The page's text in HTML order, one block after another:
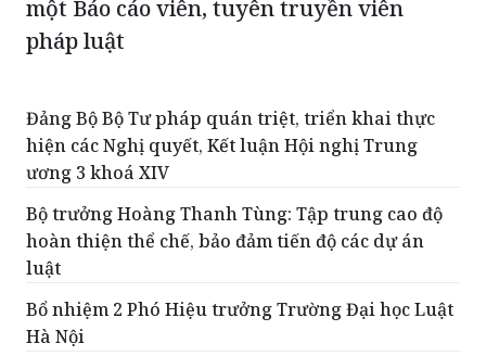
Đảng Bộ Bộ Tư pháp quán triệt, triển khai thực
ương 3 khoá XIV
Bộ trưởng Hoàng Thanh Tùng: Tập trung cao độ
hoàn thiện thể chế, bảo đảm tiến độ các dự án
luật
Bổ nhiệm 2 Phó Hiệu trưởng Trường Đại học Luật
Hà Nội
Thi hành án Phú Thọ giải phóng điểm nghẽn, tạo
động lực để tăng tốc đạt chỉ tiêu, nhiệm vụ